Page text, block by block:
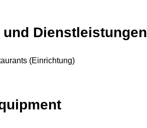
Dienstleistungen
(Einrichtung)